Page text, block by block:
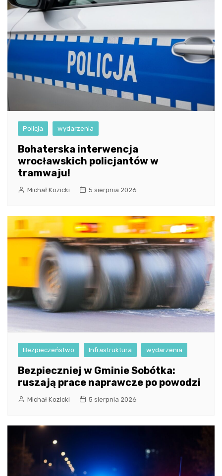
Policja wydarzenia
Bohaterska interwencja
wrocławskich policjantów w
tramwaju!
Michał Kozicki 5 sierpnia 2026
Bezpieczeństwo Infrastruktura wydarzenia
Bezpieczniej w Gminie Sobótka:
ruszają prace naprawcze po powodzi
Michał Kozicki 5 sierpnia 2026